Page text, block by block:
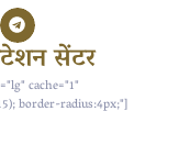
सेंटर
cache="1"
border-radius:4px;"]